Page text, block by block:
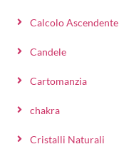
Calcolo Ascendente
Candele
Cartomanzia
chakra
Cristalli Naturali